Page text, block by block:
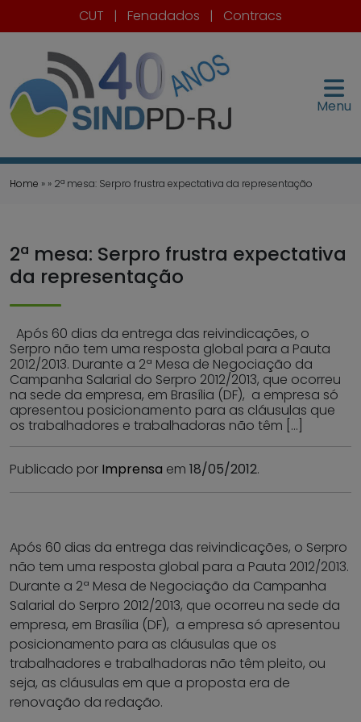
CUT | Fenadados | Contracs
Menu
Home » » 2ª mesa: Serpro frustra expectativa da representação
2ª mesa: Serpro frustra expectativa
da representação
Após 60 dias da entrega das reivindicações, o
Serpro não tem uma resposta global para a Pauta
2012/2013. Durante a 2ª Mesa de Negociação da
Campanha Salarial do Serpro 2012/2013, que ocorreu
na sede da empresa, em Brasília (DF), a empresa só
apresentou posicionamento para as cláusulas que
os trabalhadores e trabalhadoras não têm […]
Publicado por Imprensa em 18/05/2012.
Após 60 dias da entrega das reivindicações, o Serpro
não tem uma resposta global para a Pauta 2012/2013.
Durante a 2ª Mesa de Negociação da Campanha
Salarial do Serpro 2012/2013, que ocorreu na sede da
empresa, em Brasília (DF), a empresa só apresentou
posicionamento para as cláusulas que os
trabalhadores e trabalhadoras não têm pleito, ou
seja, as cláusulas em que a proposta era de
renovação da redação.